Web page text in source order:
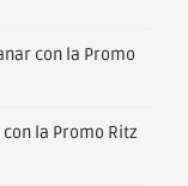
con la Promo
la Promo Ritz